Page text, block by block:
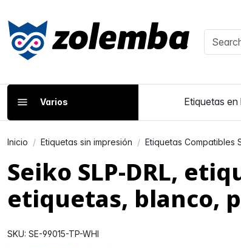
Varios Etiquetas en
Inicio Etiquetas sin impresión Etiquetas Compatibles
Seiko SLP-DRL,
etiquetas, blanco,
SKU: SE-99015-TP-WHI